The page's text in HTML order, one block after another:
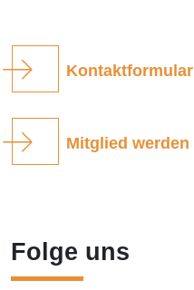
Kontaktformular
Mitglied werden
Folge uns